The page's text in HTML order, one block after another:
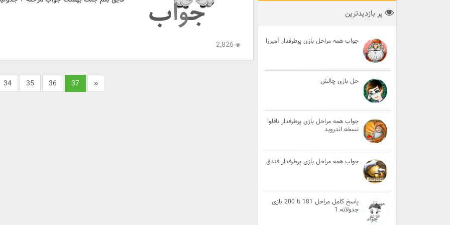
پر بازدیدترین
جواب همه مراحل بازی پرطرفدار آمیرزا
حل بازی چالش
جواب همه مراحل بازی پرطرفدار باقلوا
نسخه اندروید
جواب همه مراحل بازی پرطرفدار فندق
پاسخ کامل مراحل 181 تا 200 بازی
جدولانه 1
34 35 36 37 «